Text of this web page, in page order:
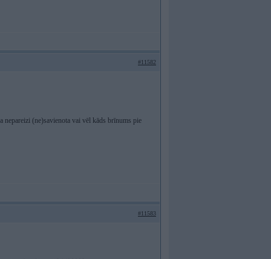
#11582
(ne)savienota vai vēl kāds brīnums pie
#11583